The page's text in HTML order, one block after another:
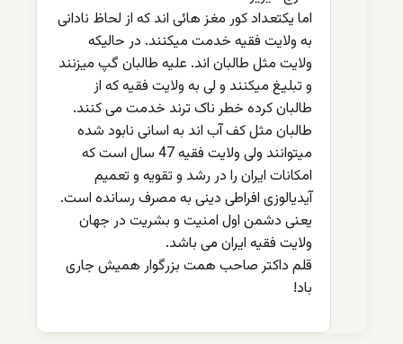
اما یکتعداد کور مغز هائی اند که از لحاظ نادانی
به ولایت فقیه خدمت میکنند. در حالیکه
ولایت مثل طالبان اند. علیه طالبان گپ میزنند
و تبلیغ میکنند و لی به ولایت فقیه که از
طالبان کرده خطر ناک ترند خدمت می کنند.
طالبان مثل کف آب اند به اسانی نابود شده
میتوانند ولی ولایت فقیه 47 سال است که
امکانات ایران را در رشد و تقویه و تعمیم
آیدیالوزی افراطی دینی به مصرف رسانده است.
یعنی دشمن اول امنیت و بشریت در جهان
ولایت فقیه ایران می باشد.
قلم داکتر صاحب همت بزرگوار همیش جاری
باد!